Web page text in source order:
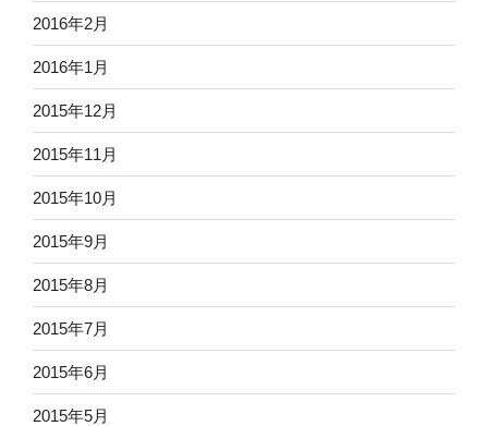
2016年2月
2016年1月
2015年12月
2015年11月
2015年10月
2015年9月
2015年8月
2015年7月
2015年6月
2015年5月